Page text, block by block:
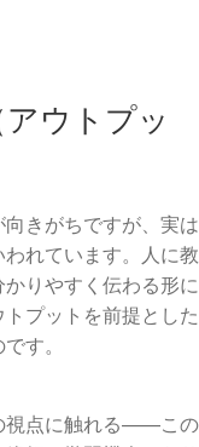
ウトプッ
きがちですが、実は
れています。人に教
りやすく伝わる形に
プットを前提とした
す。
視点に触れる——この